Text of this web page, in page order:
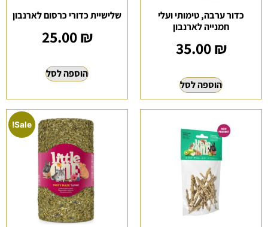
כדור ערבה, טימותי ועלי
חמנייה לארנבון
35.00₪
הוספה לסל
שלישיית כדורי כרסום לארנבון
25.00₪
הוספה לסל
Sale!